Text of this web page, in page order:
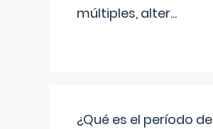
múltiples, alter...
¿Qué es el período de